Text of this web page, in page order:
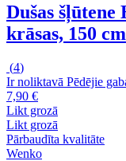
Dušas šļūtene
krāsas, 150 cm
(4)
Ir noliktavā Pēdējie
7,90 €
Likt grozā
Likt grozā
Pārbaudīta kvalitāte
Wenko